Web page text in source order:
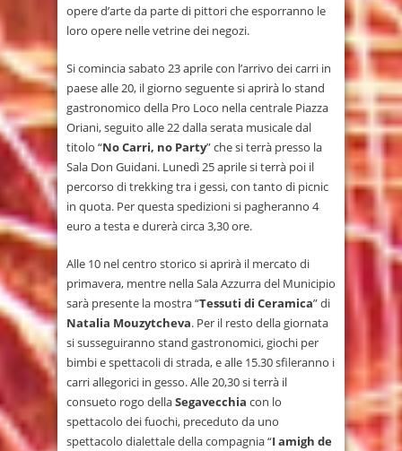
opere d’arte da parte di pittori che esporranno le
loro opere nelle vetrine dei negozi.
Si comincia sabato 23 aprile con l’arrivo dei carri in
paese alle 20, il giorno seguente si aprirà lo stand
gastronomico della Pro Loco nella centrale Piazza
Oriani, seguito alle 22 dalla serata musicale dal
titolo “No Carri, no Party” che si terrà presso la
Sala Don Guidani. Lunedì 25 aprile si terrà poi il
percorso di trekking tra i gessi, con tanto di picnic
in quota. Per questa spedizioni si pagheranno 4
euro a testa e durerà circa 3,30 ore.
Alle 10 nel centro storico si aprirà il mercato di
primavera, mentre nella Sala Azzurra del Municipio
sarà presente la mostra “Tessuti di Ceramica” di
Natalia Mouzytcheva. Per il resto della giornata
si susseguiranno stand gastronomici, giochi per
bimbi e spettacoli di strada, e alle 15.30 sfileranno i
carri allegorici in gesso. Alle 20,30 si terrà il
consueto rogo dellaSegavecchia con lo
spettacolo dei fuochi, preceduto da uno
spettacolo dialettale della compagnia “I amigh de